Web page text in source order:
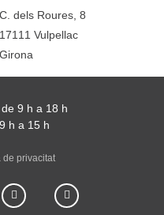
C. dels Roures, 8
17111 Vulpellac
Girona
9 h a 18 h
h a 15 h
de privacitat